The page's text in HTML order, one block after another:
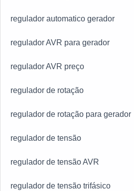
regulador automatico gerador
regulador AVR para gerador
regulador AVR preço
regulador de rotação
regulador de rotação para gerador
regulador de tensão
regulador de tensão AVR
regulador de tensão trifásico